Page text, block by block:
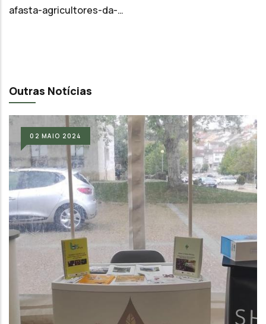
afasta-agricultores-da-…
Outras Notícias
02 MAIO 2024